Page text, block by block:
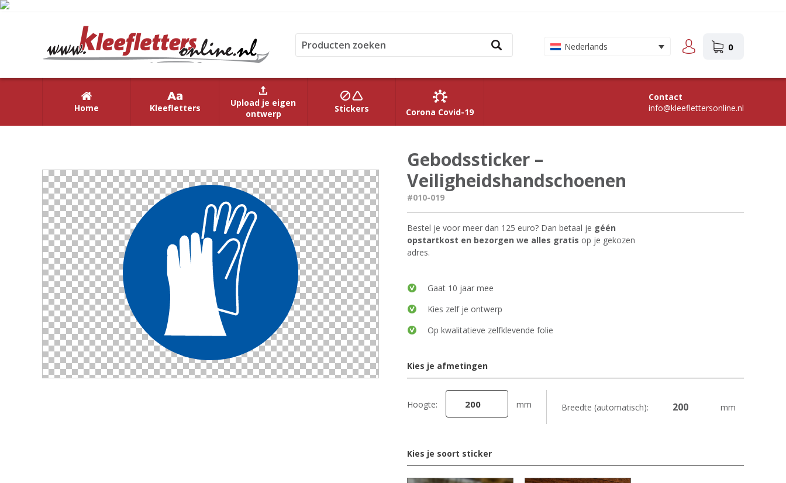
Nederlands 0
Home Kleefletters
Upload je eigen
ontwerp
Stickers Corona Covid-19
Contact
info@kleeflettersonline.nl
Gebodssticker –
Veiligheidshandschoenen
#010-019
Bestel je voor meer dan 125 euro? Dan betaal je géén
opstartkost en bezorgen we alles gratis op je gekozen
adres.
Gaat 10 jaar mee
Kies zelf je ontwerp
Op kwalitatieve zelfklevende folie
Kies je afmetingen
Hoogte: mm Breedte (automatisch): mm
Kies je soort sticker